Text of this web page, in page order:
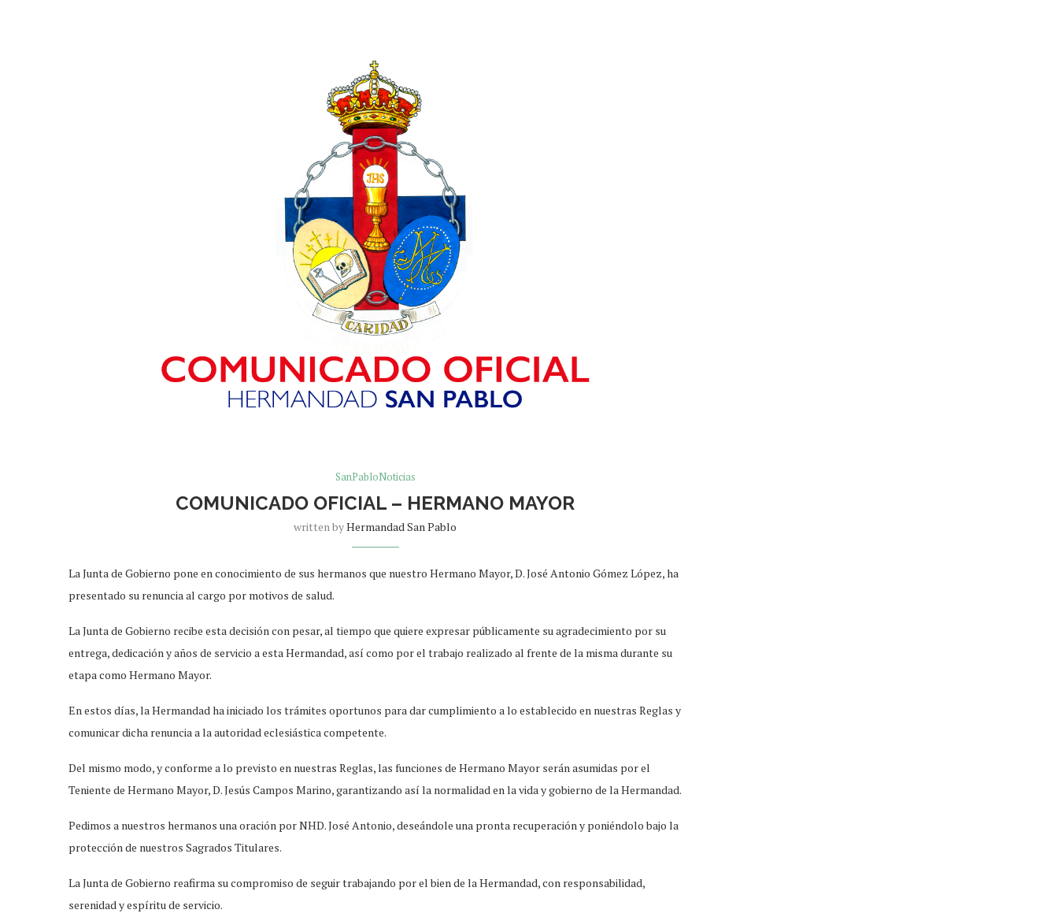
SanPabloNoticias
COMUNICADO OFICIAL – HERMANO MAYOR
written byHermandad San Pablo
La Junta de Gobierno pone en conocimiento de sus hermanos que nuestro Hermano Mayor, D. José Antonio Gómez López, ha
presentado su renuncia al cargo por motivos de salud.
La Junta de Gobierno recibe esta decisión con pesar, al tiempo que quiere expresar públicamente su agradecimiento por su
entrega, dedicación y años de servicio a esta Hermandad, así como por el trabajo realizado al frente de la misma durante su
etapa como Hermano Mayor.
En estos días, la Hermandad ha iniciado los trámites oportunos para dar cumplimiento a lo establecido en nuestras Reglas y
comunicar dicha renuncia a la autoridad eclesiástica competente.
Del mismo modo, y conforme a lo previsto en nuestras Reglas, las funciones de Hermano Mayor serán asumidas por el
Teniente de Hermano Mayor, D. Jesús Campos Marino, garantizando así la normalidad en la vida y gobierno de la Hermandad.
Pedimos a nuestros hermanos una oración por NHD. José Antonio, deseándole una pronta recuperación y poniéndolo bajo la
protección de nuestros Sagrados Titulares.
La Junta de Gobierno reafirma su compromiso de seguir trabajando por el bien de la Hermandad, con responsabilidad,
serenidad y espíritu de servicio.